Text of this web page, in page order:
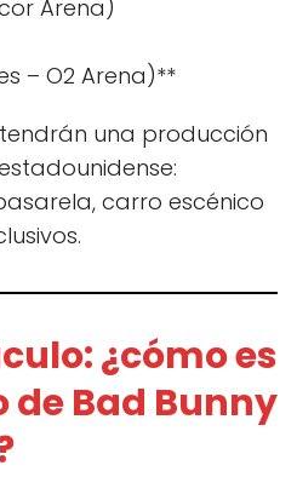
Arena)
– O2 Arena)**
una producción
carro escénico
¿cómo es
de Bad Bunny